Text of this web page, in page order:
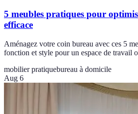
5 meubles pratiques pour
efficace
Aménagez votre coin bureau avec ces 5
fonction et style pour un espace de travail
mobilier pratiquebureau à domicile
Aug 6